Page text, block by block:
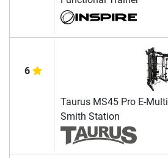
6
Taurus MS45 Pro E-Multi
Smith Station